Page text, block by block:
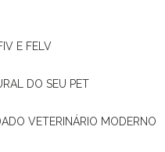
E FELV
DO SEU PET
VETERINÁRIO MODERNO